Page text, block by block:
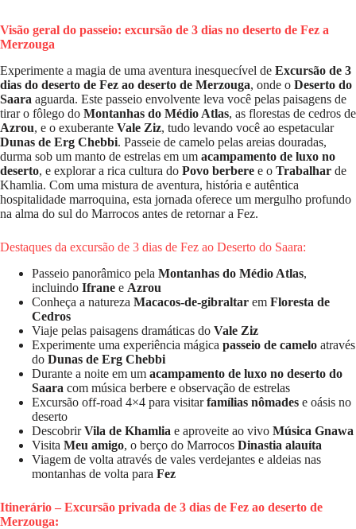
Visão geral do passeio: excursão de 3 dias no deserto de Fez a
Merzouga
Experimente a magia de uma aventura inesquecível de Excursão de 3
dias do deserto de Fez ao deserto de Merzouga, onde o Deserto do
Saara aguarda. Este passeio envolvente leva você pelas paisagens de
tirar o fôlego do Montanhas do Médio Atlas, as florestas de cedros de
Azrou, e o exuberante Vale Ziz, tudo levando você ao espetacular
Dunas de Erg Chebbi. Passeie de camelo pelas areias douradas,
durma sob um manto de estrelas em um acampamento de luxo no
deserto, e explorar a rica cultura do Povo berbere e o Trabalhar de
Khamlia. Com uma mistura de aventura, história e autêntica
hospitalidade marroquina, esta jornada oferece um mergulho profundo
na alma do sul do Marrocos antes de retornar a Fez.
Destaques da excursão de 3 dias de Fez ao Deserto do Saara:
Passeio panorâmico pela Montanhas do Médio Atlas,
incluindo Ifrane e Azrou
Conheça a natureza Macacos-de-gibraltar em Floresta de
Cedros
Viaje pelas paisagens dramáticas do Vale Ziz
Experimente uma experiência mágica passeio de camelo através
do Dunas de Erg Chebbi
Durante a noite em um acampamento de luxo no deserto do
Saara com música berbere e observação de estrelas
Excursão off-road 4×4 para visitarfamílias nômades e oásis no
deserto
DescobrirVila de Khamlia e aproveite ao vivo Música Gnawa
Visita Meu amigo, o berço do Marrocos Dinastia alauíta
Viagem de volta através de vales verdejantes e aldeias nas
montanhas de volta para Fez
Itinerário – Excursão privada de 3 dias de Fez ao deserto de
Merzouga: